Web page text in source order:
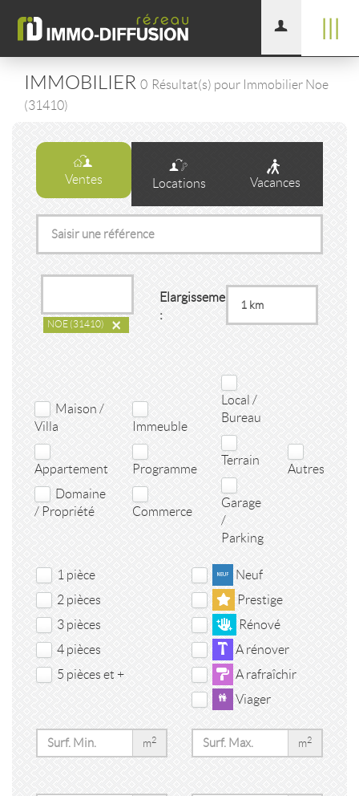
IMMOBILIER 0 Résultat(s) pour Immobilier Noe
(31410)
Ventes Locations Vacances
×
NOE (31410)
Elargissement
:
Maison /
Villa
Appartement
Domaine
/ Propriété
Immeuble
Programme
Commerce
Local /
Bureau
Terrain
Garage
/
Parking
Autres
1 pièce
2 pièces
3 pièces
4 pièces
5 pièces et +
Neuf
Prestige
Rénové
A rénover
A rafraîchir
Viager
m2 m2